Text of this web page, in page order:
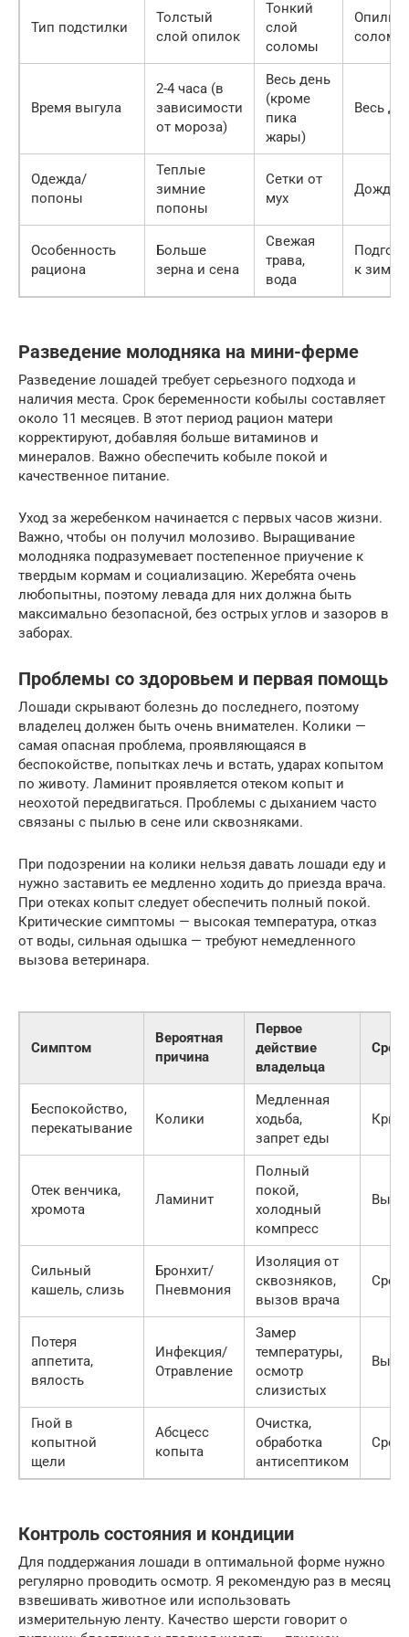
Тип подстилки
Толстый
слой опилок
Тонкий
слой
соломы
Опилки/
солома
Время выгула
2-4 часа (в
зависимости
от мороза)
Весь день
(кроме
пика
жары)
Весь
Одежда/
попоны
Теплые
зимние
попоны
Сетки от
мух
Особенность
рациона
Больше
зерна и сена
Свежая
трава,
вода
к зиме
Разведение молодняка на мини-ферме
Разведение лошадей требует серьезного подхода и
наличия места. Срок беременности кобылы составляет
около 11 месяцев. В этот период рацион матери
корректируют, добавляя больше витаминов и
минералов. Важно обеспечить кобыле покой и
качественное питание.
Уход за жеребенком начинается с первых часов жизни.
Важно, чтобы он получил молозиво. Выращивание
молодняка подразумевает постепенное приучение к
твердым кормам и социализацию. Жеребята очень
любопытны, поэтому левада для них должна быть
максимально безопасной, без острых углов и зазоров в
заборах.
Проблемы со здоровьем и первая помощь
Лошади скрывают болезнь до последнего, поэтому
владелец должен быть очень внимателен. Колики —
самая опасная проблема, проявляющаяся в
беспокойстве, попытках лечь и встать, ударах копытом
по животу. Ламинит проявляется отеком копыт и
неохотой передвигаться. Проблемы с дыханием часто
связаны с пылью в сене или сквозняками.
При подозрении на колики нельзя давать лошади еду и
нужно заставить ее медленно ходить до приезда врача.
При отеках копыт следует обеспечить полный покой.
Критические симптомы — высокая температура, отказ
от воды, сильная одышка — требуют немедленного
вызова ветеринара.
Симптом
Вероятная
причина
Первое
действие
владельца
Беспокойство,
перекатывание
Колики
Медленная
ходьба,
запрет еды
Отек венчика,
хромота
Ламинит
Полный
покой,
холодный
компресс
Сильный
кашель, слизь
Бронхит/
Пневмония
Изоляция от
сквозняков,
вызов врача
Потеря
аппетита,
вялость
Инфекция/
Отравление
Замер
температуры,
осмотр
слизистых
Гной в
копытной
щели
Абсцесс
копыта
Очистка,
обработка
антисептиком
Контроль состояния и кондиции
Для поддержания лошади в оптимальной форме нужно
регулярно проводить осмотр. Я рекомендую раз в месяц
взвешивать животное или использовать
измерительную ленту. Качество шерсти говорит о